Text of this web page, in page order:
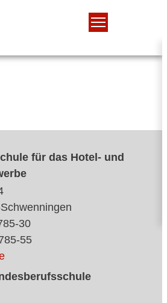
für das Hotel- und
30
55